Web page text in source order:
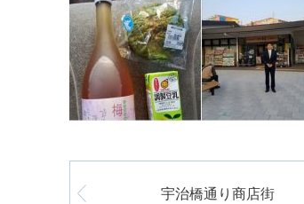
宇治橋通り商店街